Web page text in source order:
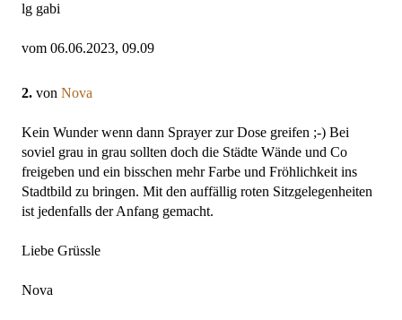
lg gabi
vom 06.06.2023, 09.09
2. von Nova
Kein Wunder wenn dann Sprayer zur Dose greifen ;-) Bei
soviel grau in grau sollten doch die Städte Wände und Co
freigeben und ein bisschen mehr Farbe und Fröhlichkeit ins
Stadtbild zu bringen. Mit den auffällig roten Sitzgelegenheiten
ist jedenfalls der Anfang gemacht.
Liebe Grüssle
Nova